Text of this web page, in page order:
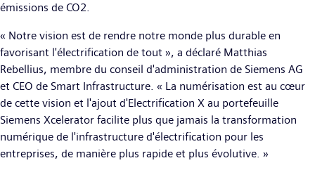
émissions de CO2.
« Notre vision est de rendre notre monde plus durable en
favorisant l'électrification de tout », a déclaré Matthias
Rebellius, membre du conseil d'administration de Siemens AG
et CEO de Smart Infrastructure. « La numérisation est au cœur
de cette vision et l'ajout d'Electrification X au portefeuille
Siemens Xcelerator facilite plus que jamais la transformation
numérique de l'infrastructure d'électrification pour les
entreprises, de manière plus rapide et plus évolutive. »